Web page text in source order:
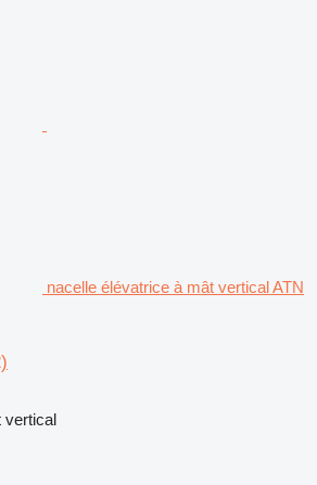
nacelle élévatrice à mât vertical ATN
vertical